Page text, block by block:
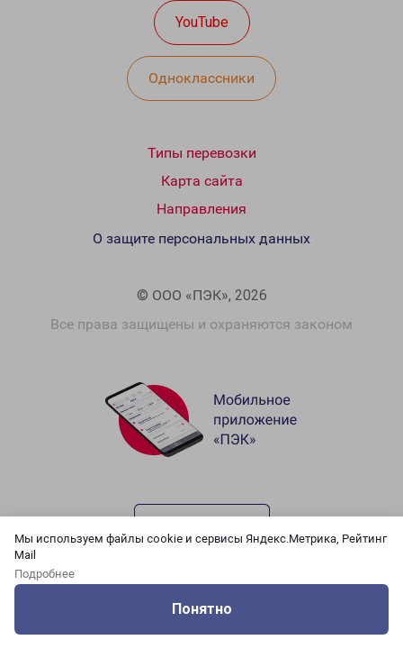
Мы используем файлы cookie и сервисы Яндекс.Метрика, Рейтинг
Mail
Подробнее
Понятно
YouTube
Одноклассники
Типы перевозки
Карта сайта
Направления
© ООО «ПЭК», 2026
Все права защищены и охраняются законом
О защите персональных данных